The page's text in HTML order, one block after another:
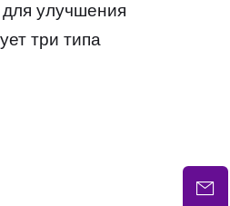
улучшения
три типа